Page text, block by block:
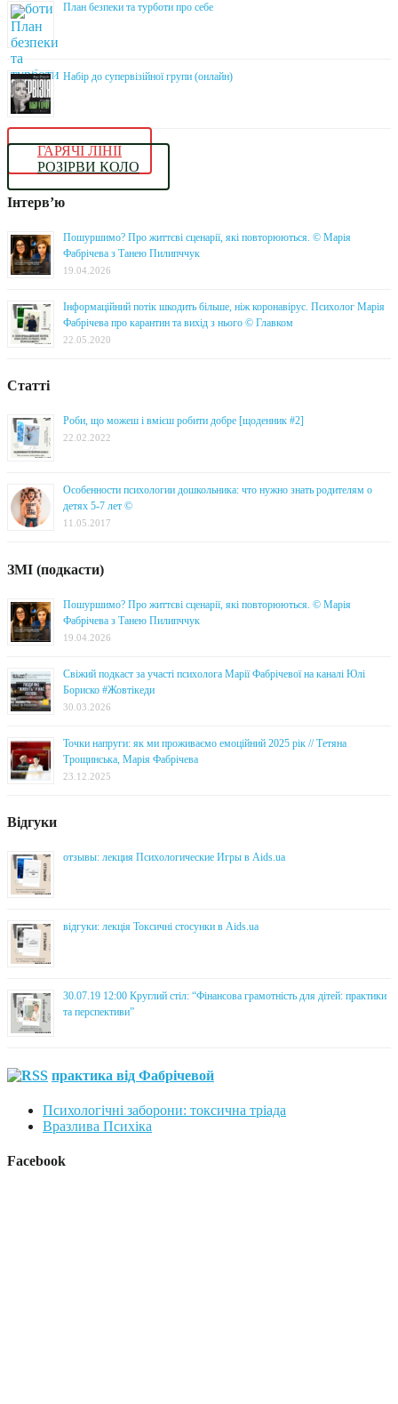
План безпеки та турботи про себе
Набір до супервізійної групи (онлайн)
ГАРЯЧІ ЛІНІЇ
РОЗІРВИ КОЛО
Інтерв’ю
Пошуршимо? Про життєві сценарії, які повторюються. © Марія
Фабрічева з Танею Пилипччук
19.04.2026
Інформаційний потік шкодить більше, ніж коронавірус. Психолог Марія
Фабрічева про карантин та вихід з нього © Главком
22.05.2020
Статті
Роби, що можеш і вмієш робити добре [щоденник #2]
22.02.2022
Особенности психологии дошкольника: что нужно знать родителям о
детях 5-7 лет ©
11.05.2017
ЗМІ (подкасти)
Пошуршимо? Про життєві сценарії, які повторюються. © Марія
Фабрічева з Танею Пилипччук
19.04.2026
Свіжий подкаст за участі психолога Марії Фабрічевої на каналі Юлі
Бориско #Жовтікеди
30.03.2026
Точки напруги: як ми проживаємо емоційний 2025 рік // Тетяна
Трощинська, Марія Фабрічева
23.12.2025
Відгуки
отзывы: лекция Психологические Игры в Aids.ua
відгуки: лекція Токсичні стосунки в Aids.ua
30.07.19 12:00 Круглий стіл: “Фінансова грамотність для дітей: практики
та перспективи”
практика від Фабрічевой
Психологічні заборони: токсична тріада
Вразлива Психіка
Facebook